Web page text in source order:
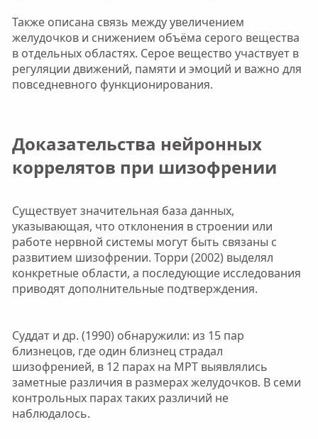
Также описана связь между увеличением
желудочков и снижением объёма серого вещества
в отдельных областях. Серое вещество участвует в
регуляции движений, памяти и эмоций и важно для
повседневного функционирования.
Доказательства нейронных
коррелятов при шизофрении​
Существует значительная база данных,
указывающая, что отклонения в строении или
работе нервной системы могут быть связаны с
развитием шизофрении. Торри (2002) выделял
конкретные области, а последующие исследования
приводят дополнительные подтверждения.
Суддат и др. (1990) обнаружили: из 15 пар
близнецов, где один близнец страдал
шизофренией, в 12 парах на МРТ выявлялись
заметные различия в размерах желудочков. В семи
контрольных парах таких различий не
наблюдалось.